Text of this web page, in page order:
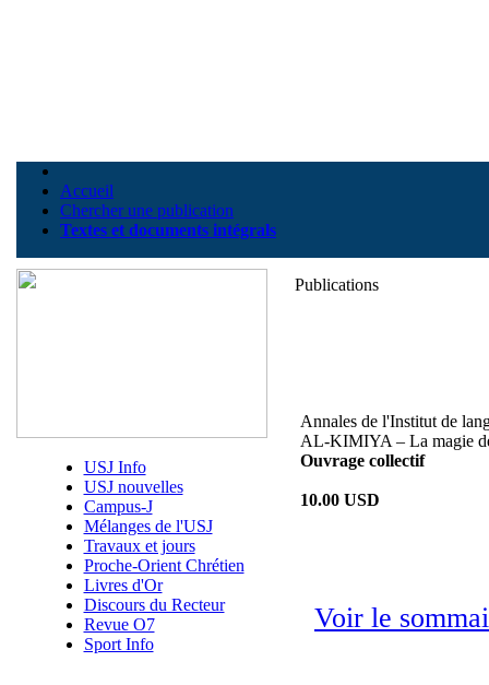
Accueil
Chercher une publication
Textes et documents intégrals
USJ Info
USJ nouvelles
Campus-J
Mélanges de l'USJ
Travaux et jours
Proche-Orient Chrétien
Livres d'Or
Discours du Recteur
Revue O7
Sport Info
Publications
Annales de l'Institut de
AL-KIMIYA – La magie
Ouvrage collectif
10.00 USD
Voir le